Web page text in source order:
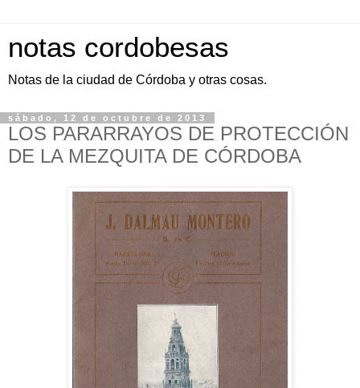
notas cordobesas
Notas de la ciudad de Córdoba y otras cosas.
sábado, 12 de octubre de 2013
LOS PARARRAYOS DE PROTECCIÓN
DE LA MEZQUITA DE CÓRDOBA